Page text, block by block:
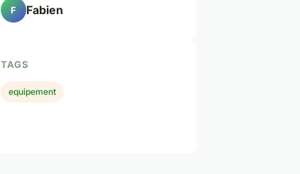
F Fabien
TAGS
equipement